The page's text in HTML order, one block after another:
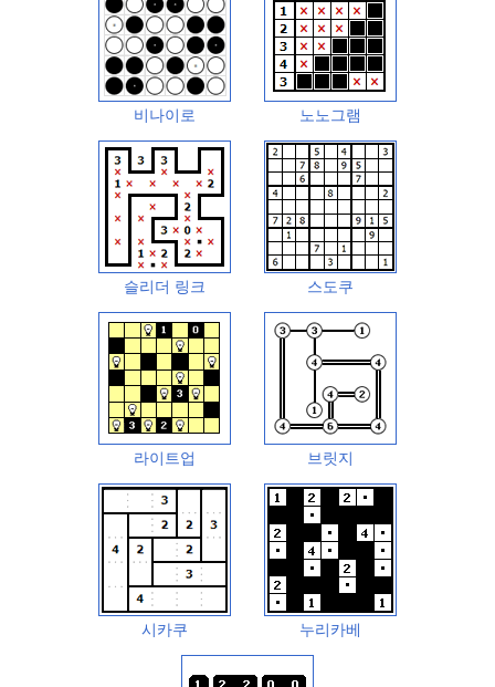
비나이로 노노그램
슬리더 링크 스도쿠
라이트업 브릿지
시카쿠 누리카베